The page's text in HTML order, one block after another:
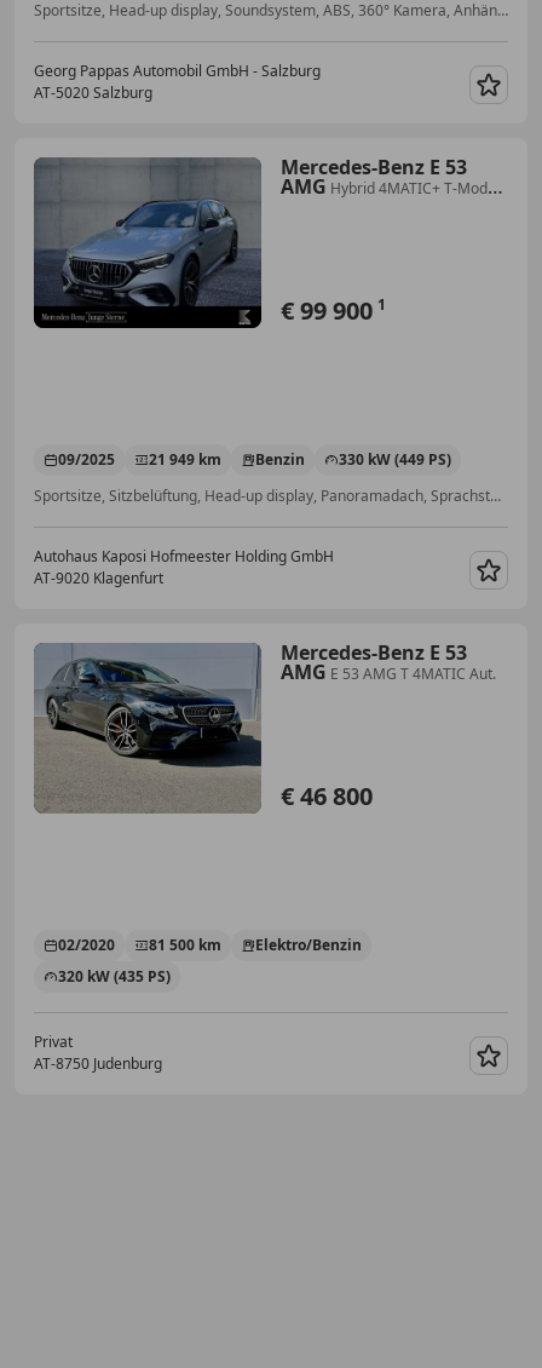
Sportsitze, Head-up display, Soundsystem, ABS, 360° Kamera, Anhängerkupplung, Schiebedach, Panoramadach
Georg Pappas Automobil GmbH - Salzburg
AT-5020 Salzburg
Mercedes-Benz E 53
AMG Hybrid 4MATIC+ T-Modell
€ 99 900 1
09/2025 21 949 km Benzin
330 kW (449 PS)
Sportsitze, Sitzbelüftung, Head-up display, Panoramadach, Sprachsteuerung, Ambientebeleuchtung, Winterpaket, Abstandstempomat
Autohaus Kaposi Hofmeester Holding GmbH
AT-9020 Klagenfurt
Mercedes-Benz E 53
AMG E 53 AMG T 4MATIC Aut.
€ 46 800
02/2020 81 500 km
Elektro/Benzin
320 kW (435 PS)
Privat
AT-8750 Judenburg